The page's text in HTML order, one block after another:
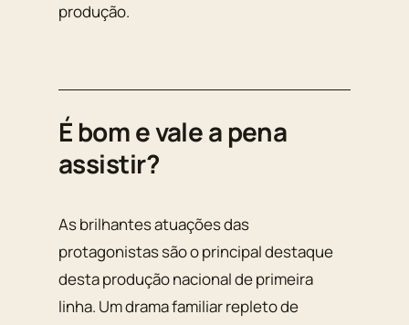
produção.
É bom e vale a pena
assistir?
As brilhantes atuações das
protagonistas são o principal destaque
desta produção nacional de primeira
linha. Um drama familiar repleto de